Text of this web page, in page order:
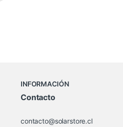
INFORMACIÓN
Contacto
contacto@solarstore.cl